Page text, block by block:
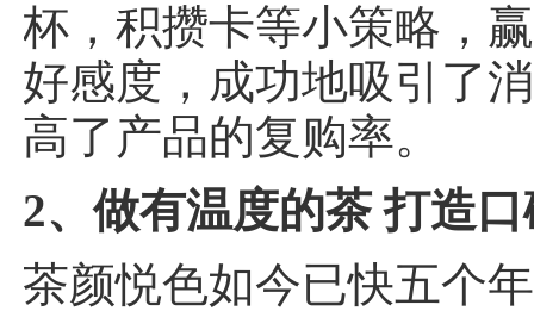
杯，积攒卡等小策略，
好感度，成功地吸引了
高了产品的复购率。
2、做有温度的茶 打造
茶颜悦色如今已快五个